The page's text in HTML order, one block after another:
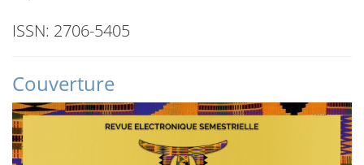
ISSN: 2706-5405
Couverture